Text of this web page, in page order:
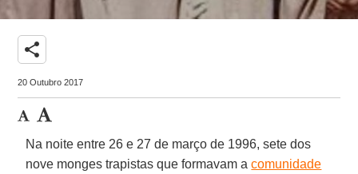
share
20 Outubro 2017
Na noite entre 26 e 27 de março de 1996, sete dos
nove monges trapistas que formavam acomunidade